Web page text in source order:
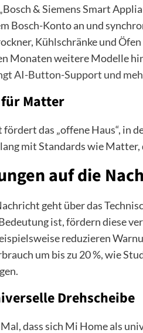
& Siemens Smart
Bosch-Konto an und
Kühlschränke und
Monaten weitere Modelle
AI-Button-Support und
Matter
das „offene Haus“, in
mit Standards wie
auf die
geht über das
ist, fördern diese
reduzieren
um bis zu 20 %, wie
Drehscheibe
dass sich Mi Home als